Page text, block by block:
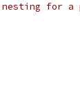
for a